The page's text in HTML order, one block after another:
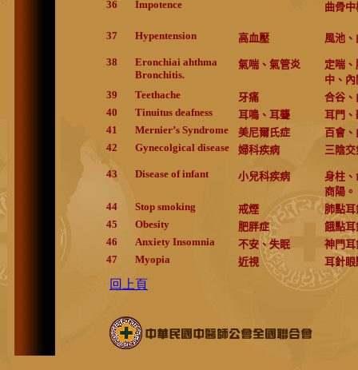
36
Impotence 曲骨
37 Hypentension 高血壓
風池
38
Eronchiai ahthma
Bronchitis.
氣喘、氣管炎
定喘
中、
39
Teethache 牙痛
合谷、
40
Tinuitus deafness 耳鳴、耳聾
耳門、
41
Mernier’s Syndrome 美尼爾氏症
百會、
42
Gynecolgical disease 婦科疾病
三陰
43
Disease of infant 小兒科疾病
身柱、
商陽。
44
Stop smoking 戒煙
肺點耳
45
Obesity 肥胖症
餓點耳
46
Anxiety Insomnia 不安、失眠
神門耳
47
Myopia 近視 耳針眼
回上頁